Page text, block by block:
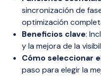
sincronización de
optimización
Beneficios clave:
y la mejora de la
Cómo seleccionar
paso para elegir la